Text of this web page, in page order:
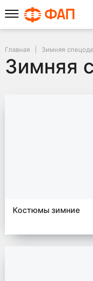
Главная Зимняя
Зимняя
Костюмы зимние